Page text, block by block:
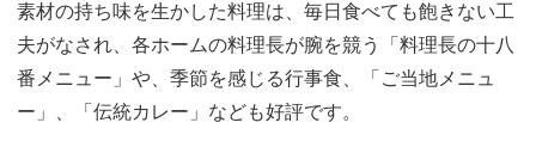
素材の持ち味を生かした料理は、毎日食べても飽きない工
夫がなされ、各ホームの料理長が腕を競う「料理長の十八
番メニュー」や、季節を感じる行事食、「ご当地メニュ
ー」、「伝統カレー」なども好評です。